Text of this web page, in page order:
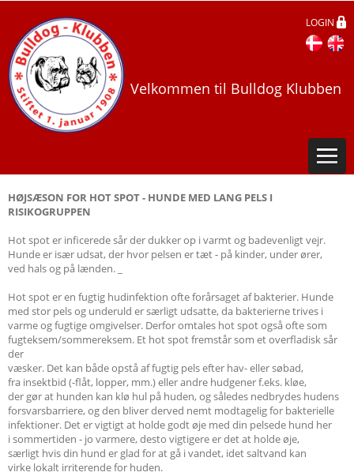
LOGIN
Velkommen til Bulldog Klubben
HØJSÆSON FOR HOT SPOT - HUNDE MED LANG PELS I
RISIKOGRUPPEN
Hot spot er inficerede sår der dukker op i varmt og badevenligt vejr.
Hunde er især udsat, der hvor pelsen er tæt - på kinder, under ører,
ved hals og på lænden. _
Hot spot er en fugtig hudinfektion ofte forårsaget af bakterier. Hunde
med stor pels og underuld er særligt udsatte, da bakterierne trives i
varme og fugtige omgivelser. Derfor omtales hot spot også ofte som
fugteksem/sommereksem. Et hot spot fremstår som et overfladisk sår
der
væsker. Det kan både opstå af fugtig pels efter hav- eller søbad,
fra insektbid (-flåt, lopper, mm.) eller andre hudgener f.eks. kløe,
der gør at hunden kan klø hul på huden, og således nedbrydes hudens
forsvarsbarriere, og den bliver derved nemt modtagelig for bakterielle
infektioner. Det er vigtigt at holde godt øje med din pelsede hund her
i sommertiden - jo varmere, desto vigtigere er det at holde øje,
særligt hvis din hund er glad for at gå i vandet, idet saltvand kan
virke lokalt irriterende for huden.